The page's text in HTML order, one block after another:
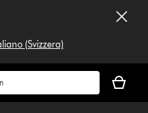
(Svizzera)
ist